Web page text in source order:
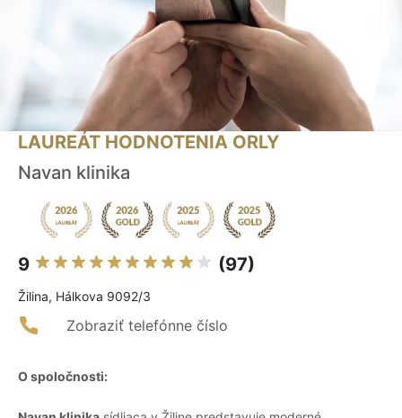
LAUREÁT HODNOTENIA ORLY
Navan klinika
9 (97)
Žilina, Hálkova 9092/3
Zobraziť telefónne číslo
O spoločnosti: